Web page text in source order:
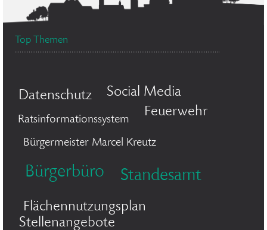
Top Themen
Datenschutz Social Media
Ratsinformationssystem
Feuerwehr
Bürgermeister Marcel Kreutz
Bürgerbüro Standesamt
Flächennutzungsplan
Stellenangebote